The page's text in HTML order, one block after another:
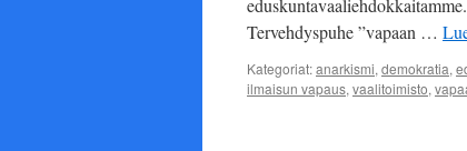
Tervehdyspuhe ”vapaan …
Kategoriat:anarkismi, demokratia,
ilmaisun vapaus, vaalitoimisto,